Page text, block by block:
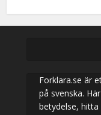
Forklara.se är
på svenska.
betydelse,